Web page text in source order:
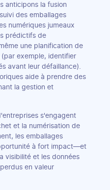
anticipons la fusion
des emballages
numériques jumeaux
prédictifs de
une planification de
exemple, identifier
avant leur défaillance).
aide à prendre des
la gestion et
s'engagent
et la numérisation de
les emballages
à fort impact—et
visibilité et les données
en valeur